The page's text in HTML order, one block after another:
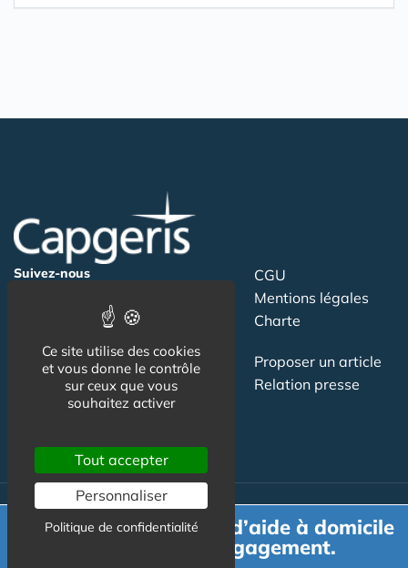
Suivez-nous
CGU
Mentions légales
Charte
Contact
Newsletter
Publicité
Proposer un article
Relation presse
ActualitéDemande de devis d’aide à domicile
gratuit et sans engagement.
Ce site utilise des cookies
et vous donne le contrôle
sur ceux que vous
souhaitez activer
Tout accepter
Personnaliser
Politique de confidentialité